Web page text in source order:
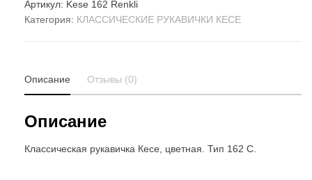
Kese
Артикул: Kese 162 Renkli
Категория: КЛАССИЧЕСКИЕ РУКАВИЧКИ КЕСЕ
Описание Отзывы (0)
Описание
Классическая рукавичка Кесе, цветная. Тип 162 С.